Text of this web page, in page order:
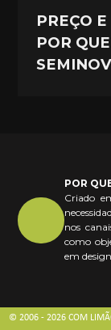
PREÇO
POR
POR
Criado
nos
como
em
© 2006 - 2026 COM